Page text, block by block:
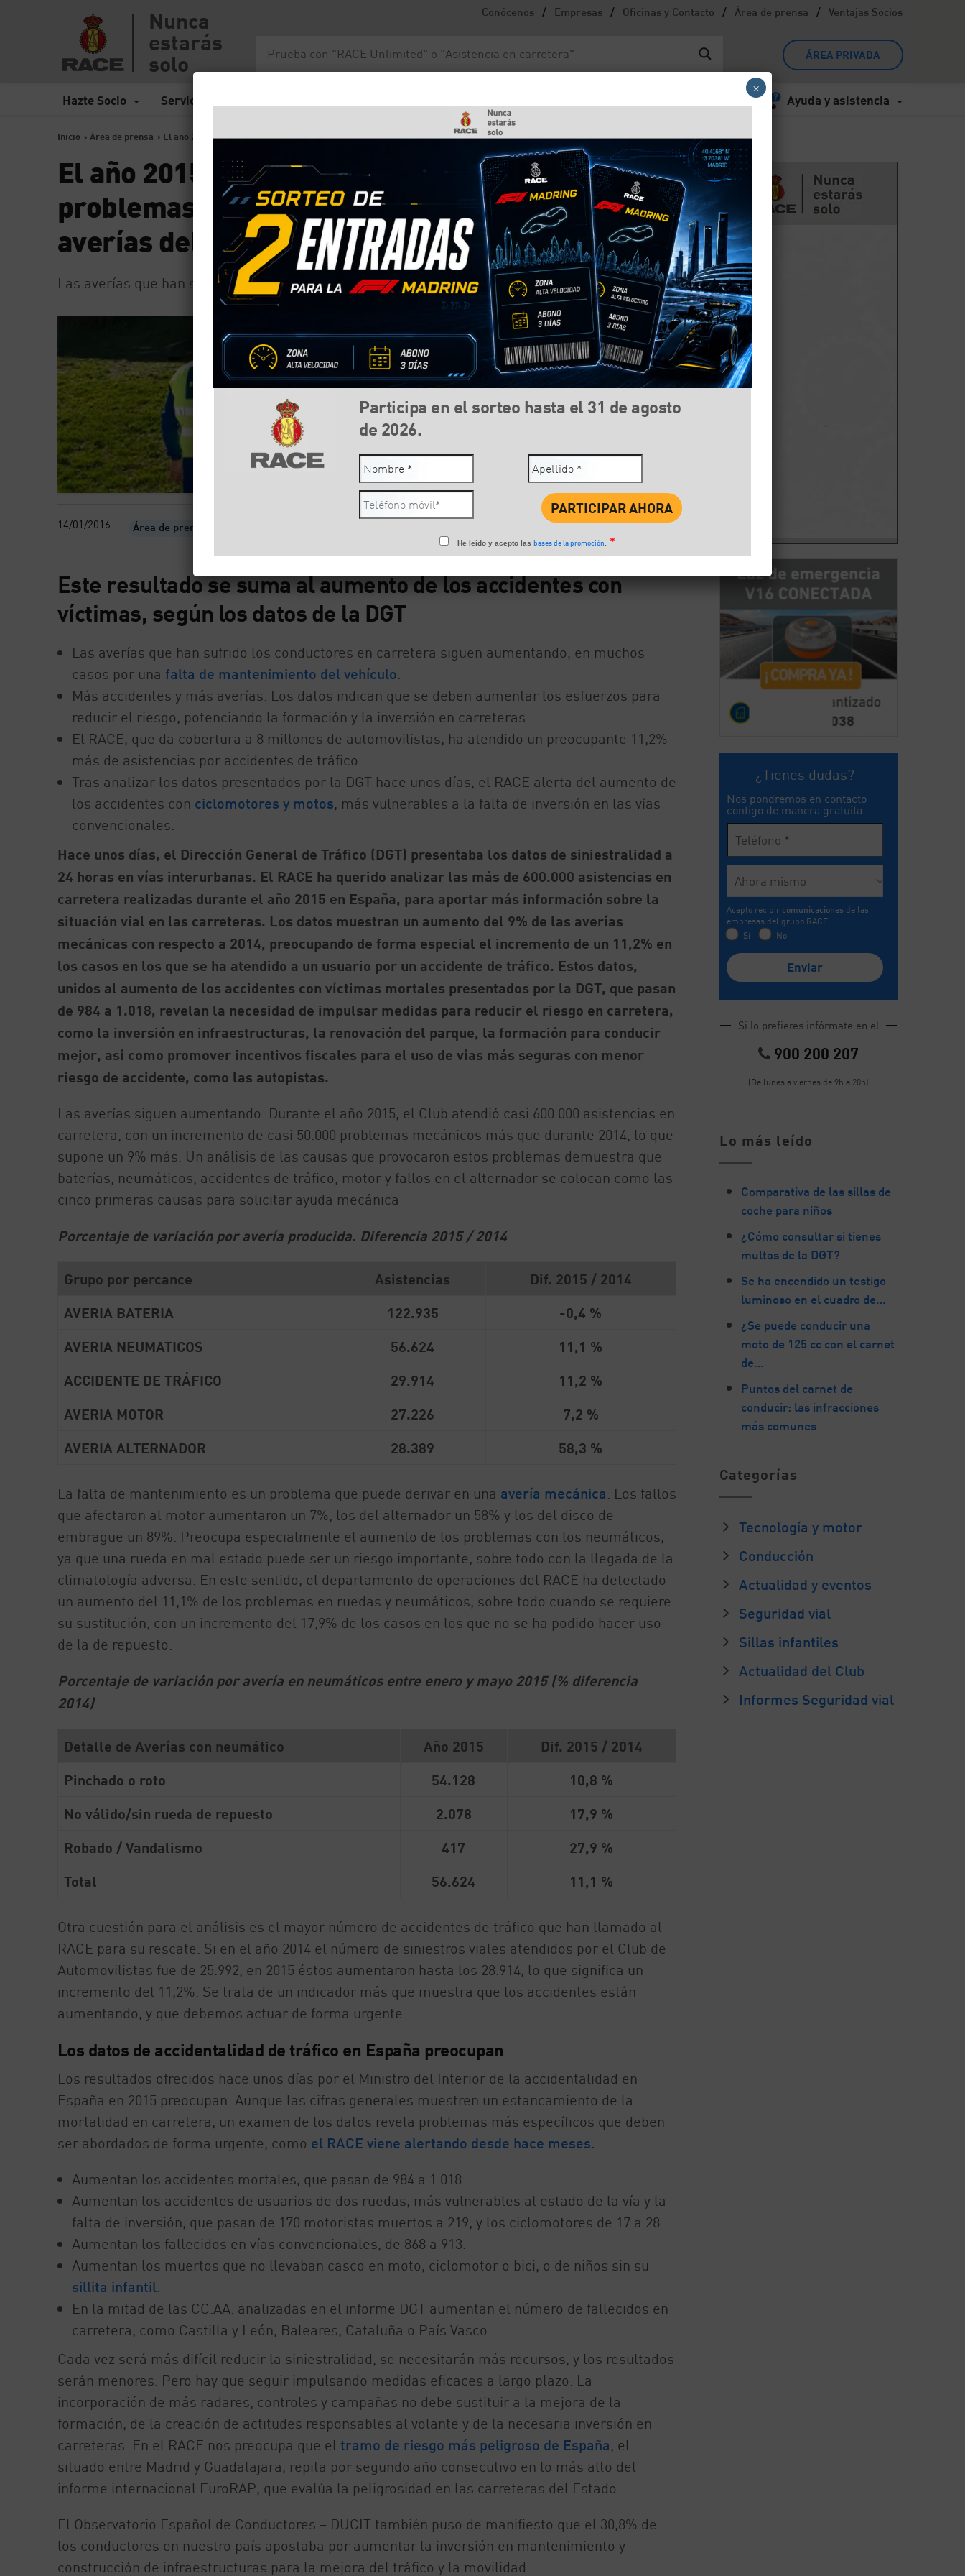
Conócenos / Empresas / Oficinas y Contacto / Área de prensa / Ventajas Socios
Nunca
estarás
solo
ÁREA PRIVADA
Hazte Socio Servicios Ayuda y asistencia
Inicio > Área de prensa > El año 2015 finaliza con un 9% más de problemas mecánicos, según el Barómetro de averías del RACE
El año 2015 finaliza con un 9% más de
problemas mecánicos, según el Barómetro de
averías del RACE
Las averías que han sufrido los conductores en carretera siguen aumentando
14/01/2016 Área de prensa Compartir: Facebook
TwitterWhatsApp
Este resultado se suma al aumento de los accidentes con
víctimas, según los datos de la DGT
Las averías que han sufrido los conductores en carretera siguen aumentando, en muchos
casos por una falta de mantenimiento del vehículo.
Más accidentes y más averías. Los datos indican que se deben aumentar los esfuerzos para
reducir el riesgo, potenciando la formación y la inversión en carreteras.
El RACE, que da cobertura a 8 millones de automovilistas, ha atendido un preocupante 11,2%
más de asistencias por accidentes de tráfico.
Tras analizar los datos presentados por la DGT hace unos días, el RACE alerta del aumento de
los accidentes con ciclomotores y motos, más vulnerables a la falta de inversión en las vías
convencionales.
Hace unos días, el Dirección General de Tráfico (DGT) presentaba los datos de siniestralidad a
24 horas en vías interurbanas. El RACE ha querido analizar las más de 600.000 asistencias en
carretera realizadas durante el año 2015 en España, para aportar más información sobre la
situación vial en las carreteras. Los datos muestran un aumento del 9% de las averías
mecánicas con respecto a 2014, preocupando de forma especial el incremento de un 11,2% en
los casos en los que se ha atendido a un usuario por un accidente de tráfico. Estos datos,
unidos al aumento de los accidentes con víctimas mortales presentados por la DGT, que pasan
de 984 a 1.018, revelan la necesidad de impulsar medidas para reducir el riesgo en carretera,
como la inversión en infraestructuras, la renovación del parque, la formación para conducir
mejor, así como promover incentivos fiscales para el uso de vías más seguras con menor
riesgo de accidente, como las autopistas.
Las averías siguen aumentando. Durante el año 2015, el Club atendió casi 600.000 asistencias en
carretera, con un incremento de casi 50.000 problemas mecánicos más que durante 2014, lo que
supone un 9% más. Un análisis de las causas que provocaron estos problemas demuestra que
baterías, neumáticos, accidentes de tráfico, motor y fallos en el alternador se colocan como las
cinco primeras causas para solicitar ayuda mecánica
Porcentaje de variación por avería producida. Diferencia 2015 / 2014
Grupo por percance Asistencias
Dif. 2015 / 2014
AVERIA BATERIA
122.935
-0,4 %
AVERIA NEUMATICOS
56.624
11,1 %
ACCIDENTE DE TRÁFICO
29.914
11,2 %
AVERIA MOTOR
27.226
7,2 %
AVERIA ALTERNADOR
28.389 58,3 %
La falta de mantenimiento es un problema que puede derivar en una avería mecánica. Los fallos
que afectaron al motor aumentaron un 7%, los del alternador un 58% y los del disco de
embrague un 89%. Preocupa especialmente el aumento de los problemas con los neumáticos,
ya que una rueda en mal estado puede ser un riesgo importante, sobre todo con la llegada de la
climatología adversa. En este sentido, el departamento de operaciones del RACE ha detectado
un aumento del 11,1% de los problemas en ruedas y neumáticos, sobre todo cuando se requiere
su sustitución, con un incremento del 17,9% de los casos en los que no se ha podido hacer uso
de la de repuesto.
Porcentaje de variación por avería en neumáticos entre enero y mayo 2015 (% diferencia
2014)
Detalle de Averías con neumático Año 2015
Dif. 2015 / 2014
Pinchado o roto
54.128
10,8 %
No válido/sin rueda de repuesto
2.078
17,9 %
Robado / Vandalismo
417
27,9 %
Total
56.624 11,1 %
Otra cuestión para el análisis es el mayor número de accidentes de tráfico que han llamado al
RACE para su rescate. Si en el año 2014 el número de siniestros viales atendidos por el Club de
Automovilistas fue de 25.992, en 2015 éstos aumentaron hasta los 28.914, lo que significa un
incremento del 11,2%. Se trata de un indicador más que muestra que los accidentes están
aumentando, y que debemos actuar de forma urgente.
Los datos de accidentalidad de tráfico en España preocupan
Los resultados ofrecidos hace unos días por el Ministro del Interior de la accidentalidad en
España en 2015 preocupan. Aunque las cifras generales muestren un estancamiento de la
mortalidad en carretera, un examen de los datos revela problemas más específicos que deben
ser abordados de forma urgente, como el RACE viene alertando desde hace meses.
Aumentan los accidentes mortales, que pasan de 984 a 1.018
Aumentan los accidentes de usuarios de dos ruedas, más vulnerables al estado de la vía y la
falta de inversión, que pasan de 170 motoristas muertos a 219, y los ciclomotores de 17 a 28.
Aumentan los fallecidos en vías convencionales, de 868 a 913.
Aumentan los muertos que no llevaban casco en moto, ciclomotor o bici, o de niños sin su
sillita infantil.
En la mitad de las CC.AA. analizadas en el informe DGT aumentan el número de fallecidos en
carretera, como Castilla y León, Baleares, Cataluña o País Vasco.
Cada vez será más difícil reducir la siniestralidad, se necesitarán más recursos, y los resultados
serán menores. Pero hay que seguir impulsando medidas eficaces a largo plazo. La
incorporación de más radares, controles y campañas no debe sustituir a la mejora de la
formación, de la creación de actitudes responsables al volante y de la necesaria inversión en
carreteras. En el RACE nos preocupa que el tramo de riesgo más peligroso de España, el
situado entre Madrid y Guadalajara, repita por segundo año consecutivo en lo más alto del
informe internacional EuroRAP, que evalúa la peligrosidad en las carreteras del Estado.
El Observatorio Español de Conductores – DUCIT también puso de manifiesto que el 30,8% de
los conductores en nuestro país apostaba por aumentar la inversión en mantenimiento y
construcción de infraestructuras para la mejora del tráfico y la movilidad.
¿Tienes dudas?
Nos pondremos en contacto
contigo de manera gratuita.
Acepto recibir comunicaciones de las
empresas del grupo RACE
Sí
No
Si lo prefieres infórmate en el
900 200 207
(De lunes a viernes de 9h a 20h)
Lo más leído
Comparativa de las sillas de
coche para niños
¿Cómo consultar si tienes
multas de la DGT?
Se ha encendido un testigo
luminoso en el cuadro de…
¿Se puede conducir una
moto de 125 cc con el carnet
de…
Puntos del carnet de
conducir: las infracciones
más comunes
Categorías
Tecnología y motor
Conducción
Actualidad y eventos
Seguridad vial
Sillas infantiles
Actualidad del Club
Informes Seguridad vial
Participa en el sorteo hasta el 31 de agosto
de 2026.
He leído y acepto lasbases de la promoción. *
×